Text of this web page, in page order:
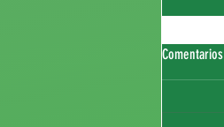
Comentarios